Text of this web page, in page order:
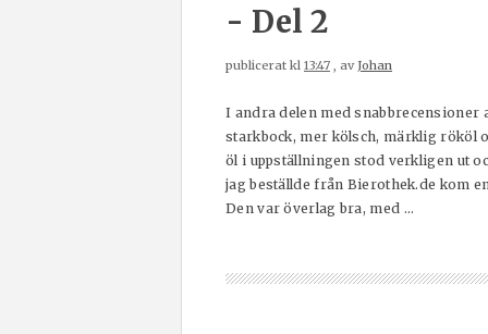
- Del 2
publicerat kl 13:47 , avJohan
I andra delen med
starkbock, mer kölsch, märklig rököl
öl i uppställningen stod verkligen ut
jag beställde från Bierothek.de kom
Den var överlag bra, med ...